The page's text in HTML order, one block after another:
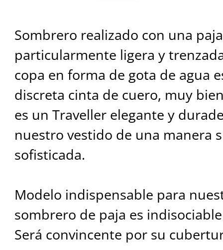
Sombrero realizado con una
particularmente ligera y
copa en forma de gota de agua
discreta cinta de cuero, muy
es un Traveller elegante y
nuestro vestido de una manera
sofisticada.
Modelo indispensable para
sombrero de paja es
Será convincente por su